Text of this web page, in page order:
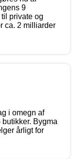
9
private og
ca. 2 milliarder
i omegn af
Bygma
årligt for